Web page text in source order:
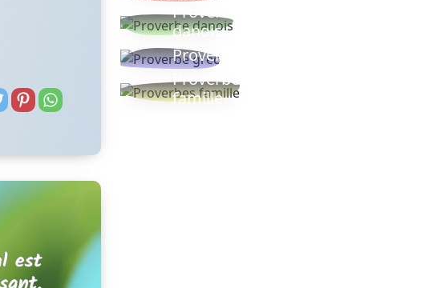
Proverbe
danois
Proverbe grec
Proverbes
famille